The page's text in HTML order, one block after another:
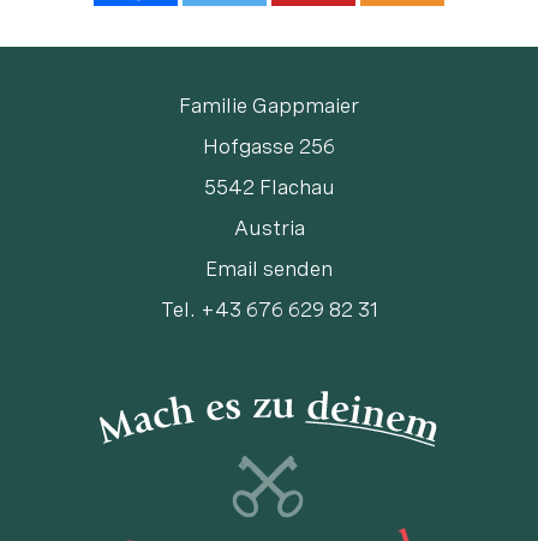
Familie Gappmaier
Hofgasse 256
5542 Flachau
Austria
Email senden
Tel. +43 676 629 82 31